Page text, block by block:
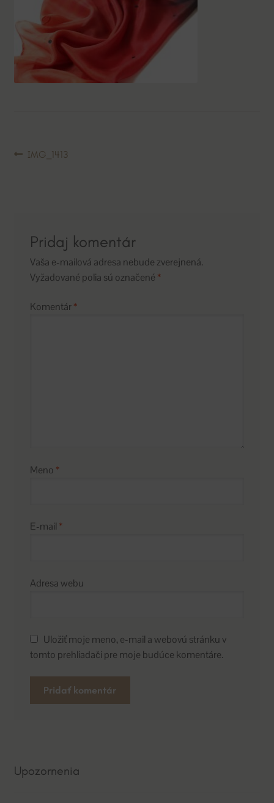
Navigácia
Predchádzajúci
IMG_1413
Pridaj komentár
Vaša e-mailová adresa nebude zverejnená.
Vyžadované polia sú označené *
Komentár*
Meno *
E-mail *
Adresa webu
Uložiť moje meno, e-mail a webovú stránku v
tomto prehliadači pre moje budúce komentáre.
r
Upozornenia